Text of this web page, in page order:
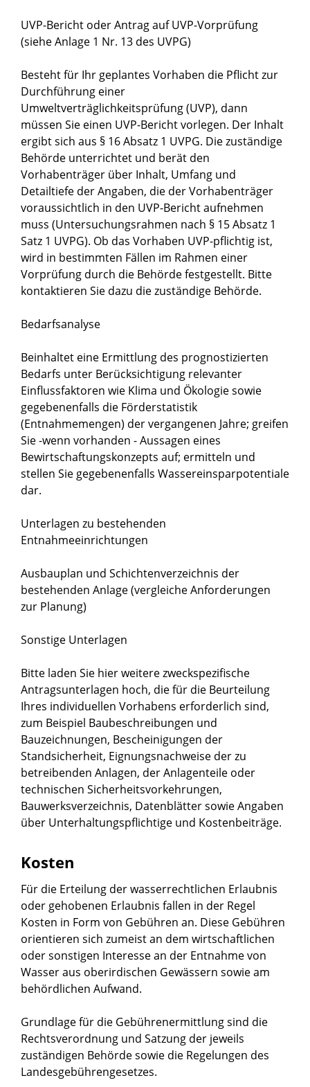
UVP-Bericht oder Antrag auf UVP-Vorprüfung
(siehe Anlage 1 Nr. 13 des UVPG)
Besteht für Ihr geplantes Vorhaben die Pflicht zur
Durchführung einer
Umweltverträglichkeitsprüfung (UVP), dann
müssen Sie einen UVP-Bericht vorlegen. Der Inhalt
ergibt sich aus § 16 Absatz 1 UVPG. Die zuständige
Behörde unterrichtet und berät den
Vorhabenträger über Inhalt, Umfang und
Detailtiefe der Angaben, die der Vorhabenträger
voraussichtlich in den UVP-Bericht aufnehmen
muss (Untersuchungsrahmen nach § 15 Absatz 1
Satz 1 UVPG). Ob das Vorhaben UVP-pflichtig ist,
wird in bestimmten Fällen im Rahmen einer
Vorprüfung durch die Behörde festgestellt. Bitte
kontaktieren Sie dazu die zuständige Behörde.
Bedarfsanalyse
Beinhaltet eine Ermittlung des prognostizierten
Bedarfs unter Berücksichtigung relevanter
Einflussfaktoren wie Klima und Ökologie sowie
gegebenenfalls die Förderstatistik
(Entnahmemengen) der vergangenen Jahre; greifen
Sie -wenn vorhanden - Aussagen eines
Bewirtschaftungskonzepts auf; ermitteln und
stellen Sie gegebenenfalls Wassereinsparpotentiale
dar.
Unterlagen zu bestehenden
Entnahmeeinrichtungen
Ausbauplan und Schichtenverzeichnis der
bestehenden Anlage (vergleiche Anforderungen
zur Planung)
Sonstige Unterlagen
Bitte laden Sie hier weitere zweckspezifische
Antragsunterlagen hoch, die für die Beurteilung
Ihres individuellen Vorhabens erforderlich sind,
zum Beispiel Baubeschreibungen und
Bauzeichnungen, Bescheinigungen der
Standsicherheit, Eignungsnachweise der zu
betreibenden Anlagen, der Anlagenteile oder
technischen Sicherheitsvorkehrungen,
Bauwerksverzeichnis, Datenblätter sowie Angaben
über Unterhaltungspflichtige und Kostenbeiträge.
Kosten
Für die Erteilung der wasserrechtlichen Erlaubnis
oder gehobenen Erlaubnis fallen in der Regel
Kosten in Form von Gebühren an. Diese Gebühren
orientieren sich zumeist an dem wirtschaftlichen
oder sonstigen Interesse an der Entnahme von
Wasser aus oberirdischen Gewässern sowie am
behördlichen Aufwand.
Grundlage für die Gebührenermittlung sind die
Rechtsverordnung und Satzung der jeweils
zuständigen Behörde sowie die Regelungen des
Landesgebührengesetzes.